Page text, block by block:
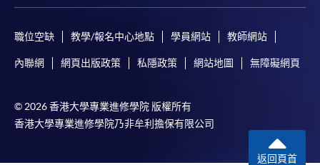
職位空缺 教學/報名中心地點 學員網站 教師網站
內聯網 網頁出版政策 私隱政策 網站地圖 無障礙網頁
© 2026 香港大學專業進修學院 版權所有
香港大學專業進修學院乃非牟利擔保有限公司
返回頁首